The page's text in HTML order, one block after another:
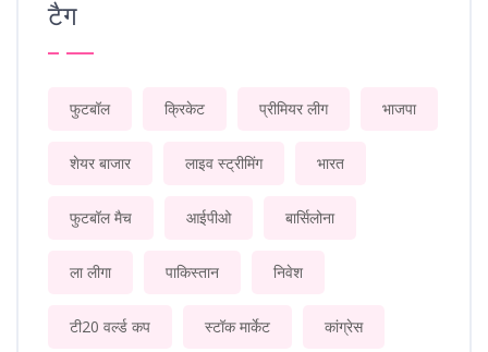
टैग
फुटबॉल क्रिकेट प्रीमियर लीग भाजपा
शेयर बाजार लाइव स्ट्रीमिंग भारत
फुटबॉल मैच आईपीओ बार्सिलोना
ला लीगा पाकिस्तान निवेश
टी20 वर्ल्ड कप स्टॉक मार्केट कांग्रेस